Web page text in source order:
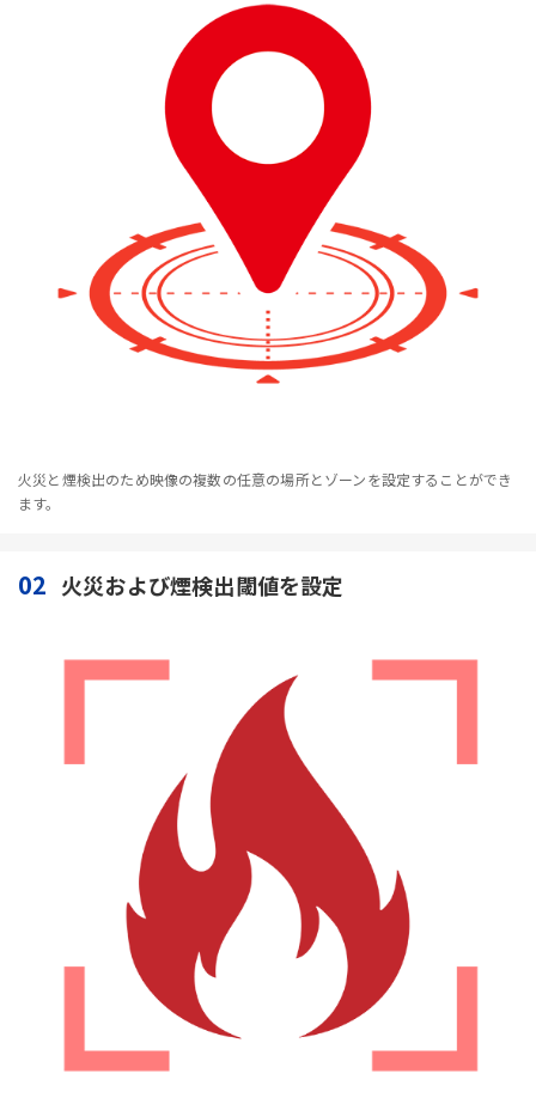
火災と煙検出のため映像の複数の任意の場所とゾーンを設定することができ
ます。
02 火災および煙検出閾値を設定